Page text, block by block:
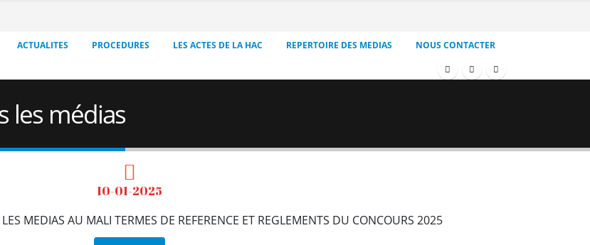
ACTUALITES PROCEDURES LES ACTES DE LA HAC REPERTOIRE DES MEDIAS NOUS CONTACTER
les médias
10-01-2025
MEDIAS AU MALI TERMES DE REFERENCE ET REGLEMENTS DU CONCOURS 2025